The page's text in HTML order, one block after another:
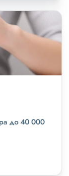
до 40 000